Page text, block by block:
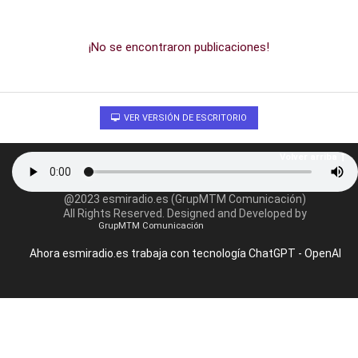
¡No se encontraron publicaciones!
VER VERSIÓN DE ESCRITORIO
@2023 esmiradio.es (GrupMTM Comunicación)
All Rights Reserved. Designed and Developed by
GrupMTM Comunicación
Ahora esmiradio.es trabaja con tecnología ChatGPT - OpenAI